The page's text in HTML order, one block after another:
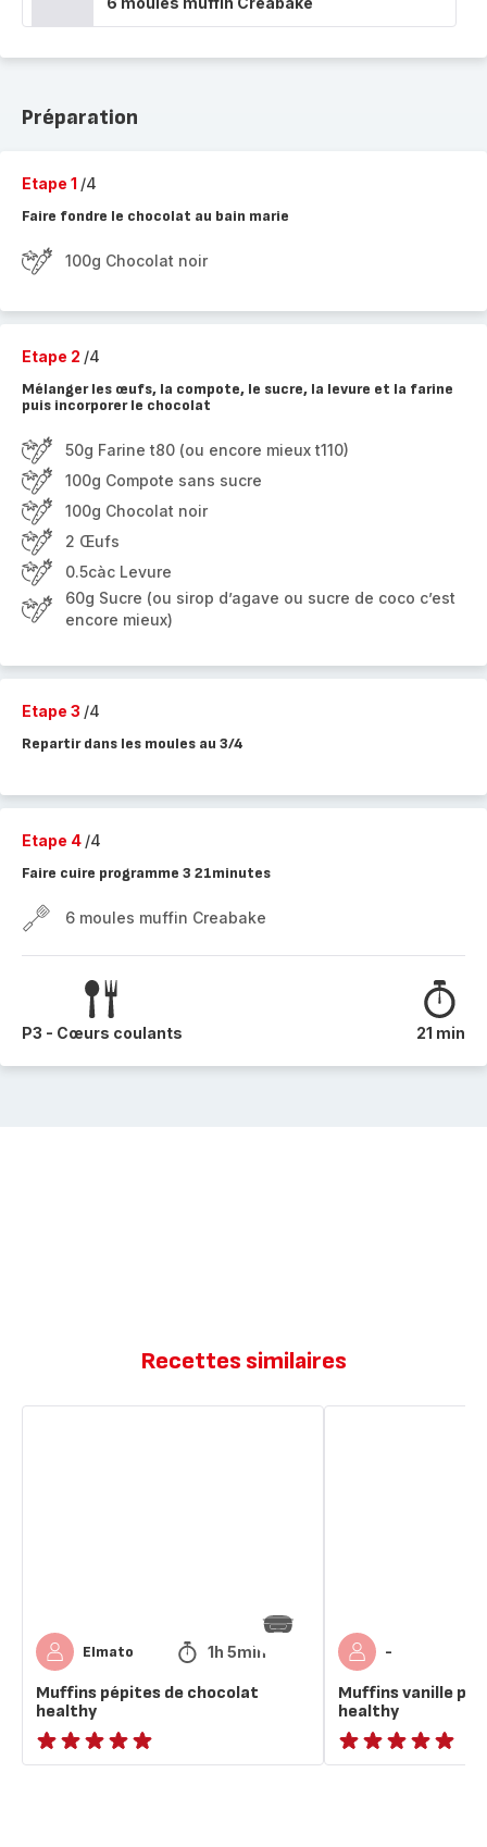
Préparation
Etape 1 /4
Faire fondre le chocolat au bain marie
100g Chocolat noir
Etape 2 /4
Mélanger les œufs, la compote, le sucre, la levure et la farine
puis incorporer le chocolat
50g Farine t80 (ou encore mieux t110)
100g Compote sans sucre
100g Chocolat noir
2 Œufs
0.5càc Levure
60g Sucre (ou sirop d’agave ou sucre de coco c’est
encore mieux)
Etape 3 /4
Repartir dans les moules au 3/4
Etape 4 /4
Faire cuire programme 3 21minutes
6 moules muffin Creabake
P3 - Cœurs coulants 21 min
Recettes similaires
Elmato 1h 5min
Muffins pépites de chocolat
healthy
ratings.NaN
-
Muffins vanille
healthy
ratings.NaN